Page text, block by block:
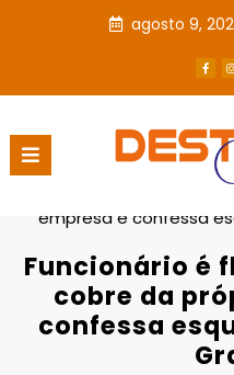
agosto 9,
Página
empresa e confessa
Funcionário é
cobre da
confessa